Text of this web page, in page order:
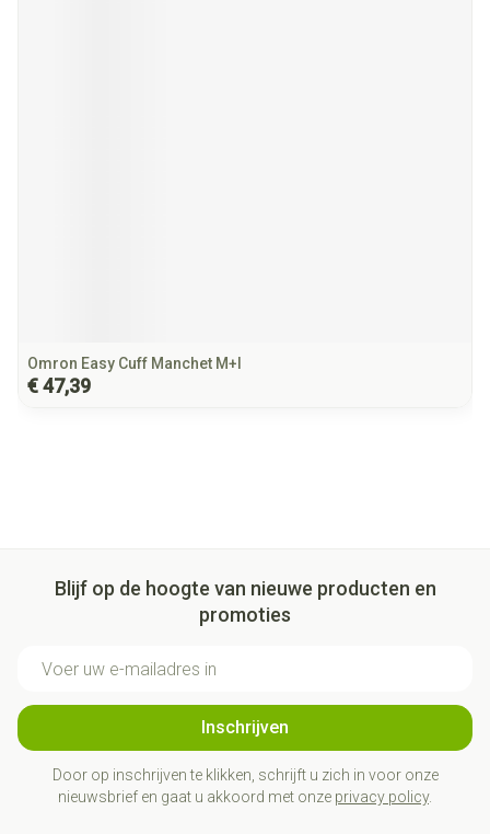
Omron Easy Cuff Manchet M+l
€ 47,39
Blijf op de hoogte van nieuwe producten en
promoties
Inschrijven
Door op inschrijven te klikken, schrijft u zich in voor onze
nieuwsbrief en gaat u akkoord met onze privacy policy.